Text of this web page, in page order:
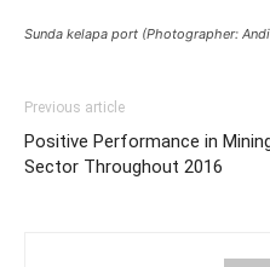
Sunda kelapa port (Photographer:
Previous article
Positive Performance in
Sector Throughout 2016